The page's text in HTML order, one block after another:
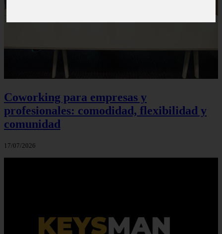
Coworking para empresas y
profesionales: comodidad, flexibilidad y
comunidad
17/07/2026